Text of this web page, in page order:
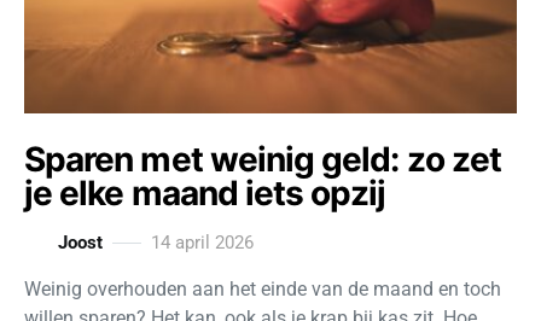
Sparen met weinig geld: zo zet
je elke maand iets opzij
Joost 14 april 2026
Weinig overhouden aan het einde van de maand en toch